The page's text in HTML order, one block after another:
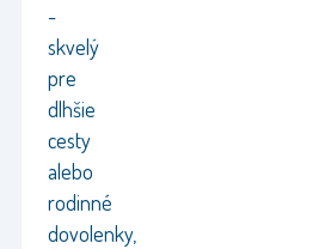
-
skvelý
pre
dlhšie
cesty
alebo
rodinné
dovolenky,